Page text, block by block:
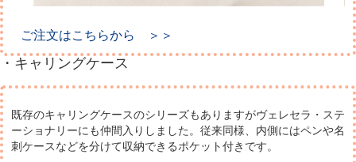
ご注文はこちらから ＞＞
・キャリングケース
既存のキャリングケースのシリーズもありますがヴェレセラ・ステ
ーショナリーにも仲間入りしました。 従来同様、内側にはペンや名
刺ケースなどを分けて収納できるポケット付きです。